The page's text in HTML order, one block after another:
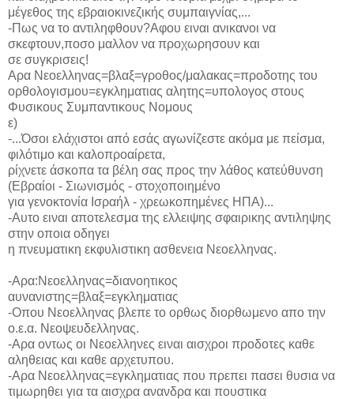
μέγεθος της εβραιοκινεζικής συμπαιγνίας,...
-Πως να το αντιληφθουν?Αφου ειναι ανικανοι να
σκεφτουν,ποσο μαλλον να προχωρησουν και
σε συγκρισεις!
Αρα Νεοελληνας=βλαξ=γροθος/μαλακας=προδοτης του
ορθολογισμου=εγκληματιας αλητης=υπολογος στους
Φυσικους Συμπαντικους Νομους
ε)
-...Όσοι ελάχιστοι από εσάς αγωνίζεστε ακόμα με πείσμα,
φιλότιμο και καλοπροαίρετα,
ρίχνετε άσκοπα τα βέλη σας προς την λάθος κατεύθυνση
(Εβραίοι - Σιωνισμός - στοχοποιημένο
για γενοκτονία Ισραήλ - χρεωκοπημένες ΗΠΑ)...
-Αυτο ειναι αποτελεσμα της ελλειψης σφαιρικης αντιληψης
στην οποια οδηγει
η πνευματικη εκφυλιστικη ασθενεια Νεοελληνας.
-Αρα:Νεοελληνας=διανοητικος
αυνανιστης=βλαξ=εγκληματιας
-Οπου Νεοελληνας βλεπε το ορθως διορθωμενο απο την
ο.ε.α. Νεοψευδελληνας.
-Αρα οντως οι Νεοελληνες ειναι αισχροι προδοτες καθε
αληθειας και καθε αρχετυπου.
-Αρα Νεοελληνας=εγκληματιας που πρεπει πασει θυσια να
τιμωρηθει για τα αισχρα ανανδρα και πουστικα